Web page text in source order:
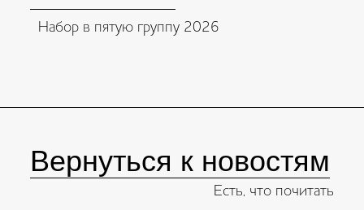
Набор в пятую группу 2026
Вернуться к новостям
Есть, что почитать